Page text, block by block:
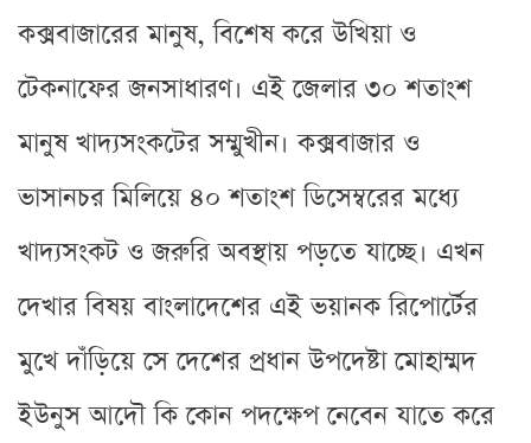
কক্সবাজারের মানুষ, বিশেষ করে উখিয়া ও
টেকনাফের জনসাধারণ। এই জেলার ৩০ শতাংশ
মানুষ খাদ্যসংকটের সম্মুখীন। কক্সবাজার ও
ভাসানচর মিলিয়ে ৪০ শতাংশ ডিসেম্বরের মধ্যে
খাদ্যসংকট ও জরুরি অবস্থায় পড়তে যাচ্ছে। এখন
দেখার বিষয় বাংলাদেশের এই ভয়ানক রিপোর্টের
মুখে দাঁড়িয়ে সে দেশের প্রধান উপদেষ্টা মোহাম্মদ
ইউনুস আদৌ কি কোন পদক্ষেপ নেবেন যাতে করে